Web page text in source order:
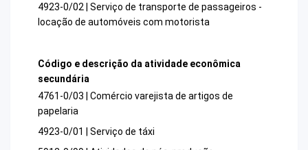
4923-0/02 | Serviço de transporte de passageiros -
locação de automóveis com motorista
Código e descrição da atividade econômica
secundária
4761-0/03 | Comércio varejista de artigos de
papelaria
4923-0/01 | Serviço de táxi